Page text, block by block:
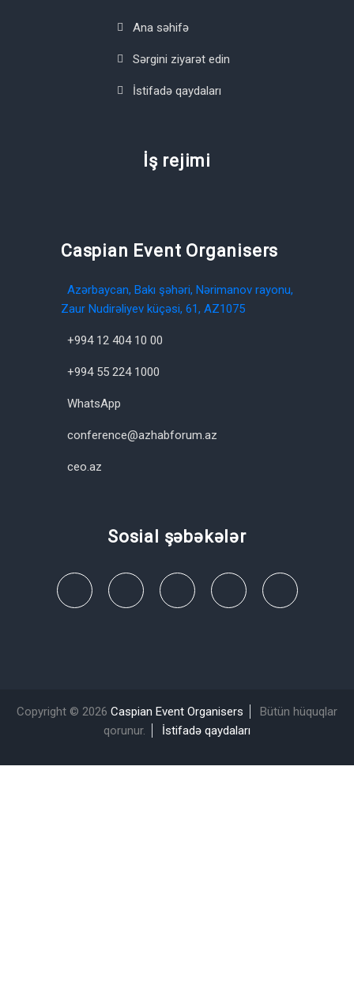
Ana səhifə
Sərgini ziyarət edin
İstifadə qaydaları
İş rejimi
Caspian Event Organisers
Azərbaycan, Bakı şəhəri, Nərimanov rayonu,
Zaur Nudirəliyev küçəsi, 61, AZ1075
+994 12 404 10 00
+994 55 224 1000
WhatsApp
conference@azhabforum.az
ceo.az
Sosial şəbəkələr
Copyright © 2026 Caspian Event Organisers
Bütün hüquqlar
qorunur.
İstifadə qaydaları